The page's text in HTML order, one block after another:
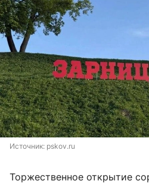
Источник: pskov.ru
Торжественное открытие